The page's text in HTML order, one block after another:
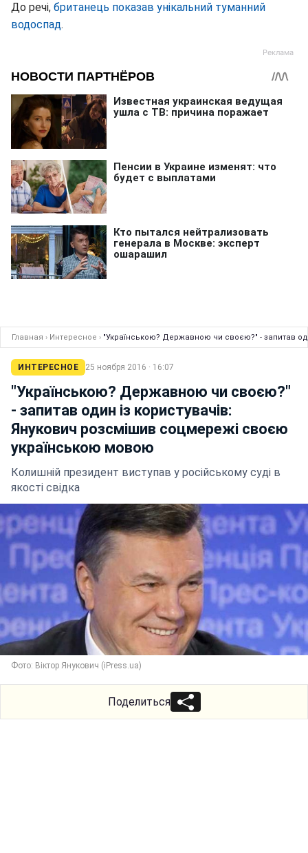
До речі, британець показав унікальний туманний
водоспад.
Главная › Интересное › "Українською? Державною чи своєю?" - запитав
ИНТЕРЕСНОЕ 25 ноября 2016 · 16:07
"Українською? Державною чи своєю?"
- запитав один із користувачів:
Янукович розсмішив соцмережі своєю
українською мовою
Колишній президент виступав у російському суді в
якості свідка
Фото: Віктор Янукович (iPress.ua)
Поделиться